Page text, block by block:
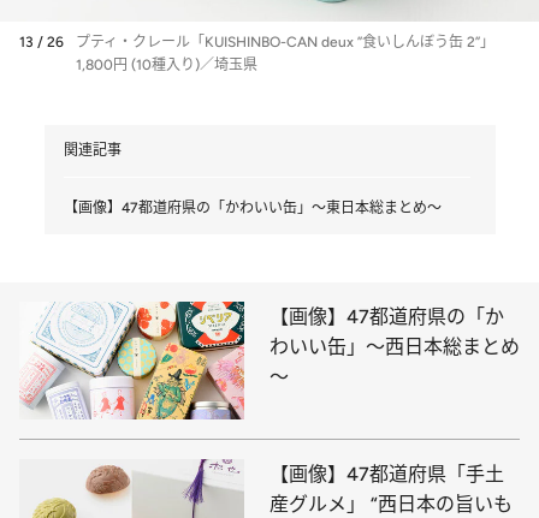
13 / 26
プティ・クレール「KUISHINBO-CAN deux ”食いしんぼう缶 2”」
1,800円 (10種入り)／埼玉県
関連記事
【画像】47都道府県の「かわいい缶」～東日本総まとめ～
【画像】47都道府県の「か
わいい缶」～西日本総まとめ
～
【画像】47都道府県「手土
産グルメ」 “西日本の旨いも